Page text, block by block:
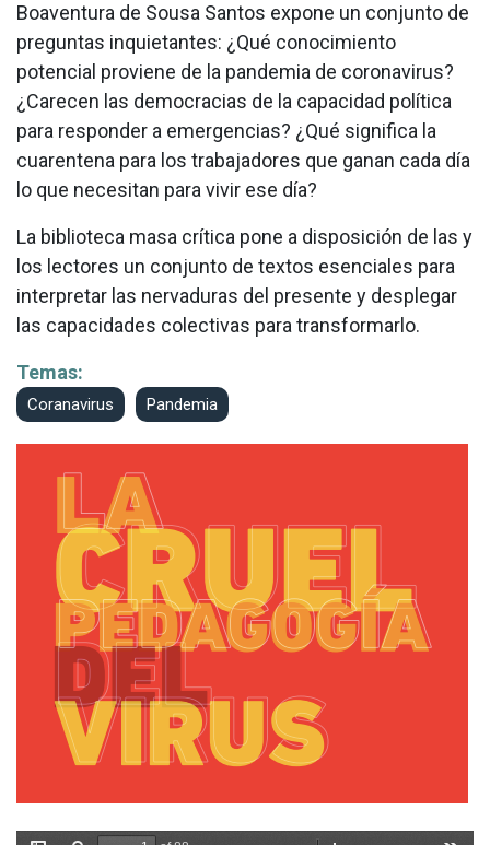
Boaventura de Sousa Santos expone un conjunto de
preguntas inquietantes: ¿Qué conocimiento
potencial proviene de la pandemia de coronavirus?
¿Carecen las democracias de la capacidad política
para responder a emergencias? ¿Qué significa la
cuarentena para los trabajadores que ganan cada día
lo que necesitan para vivir ese día?
La biblioteca masa crítica pone a disposición de las y
los lectores un conjunto de textos esenciales para
interpretar las nervaduras del presente y desplegar
las capacidades colectivas para transformarlo.
Temas:
Coranavirus Pandemia